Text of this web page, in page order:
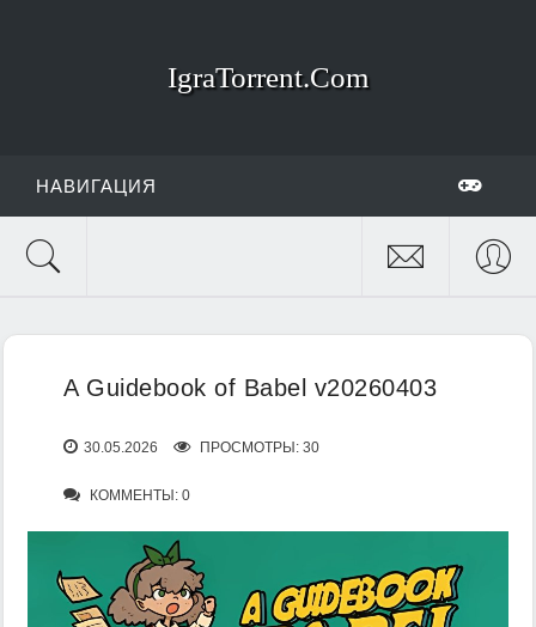
IgraTorrent.Com
НАВИГАЦИЯ
A Guidebook of Babel v20260403
30.05.2026 ПРОСМОТРЫ: 30
КОММЕНТЫ: 0